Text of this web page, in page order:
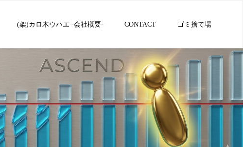
(架)カロ木ウハエ -会社概要- CONTACT ゴミ捨て場